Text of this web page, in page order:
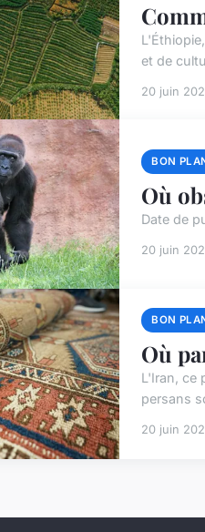
et de
20 juin
BON
Où
Date de
20 juin
BON
Où
L'Iran, ce
persans
20 juin